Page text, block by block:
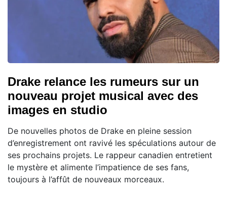
Drake relance les rumeurs sur un
nouveau projet musical avec des
images en studio
De nouvelles photos de Drake en pleine session
d’enregistrement ont ravivé les spéculations autour de
ses prochains projets. Le rappeur canadien entretient
le mystère et alimente l’impatience de ses fans,
toujours à l’affût de nouveaux morceaux.